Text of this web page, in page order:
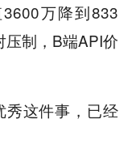
万降到833
制，B端API价
秀这件事，已经